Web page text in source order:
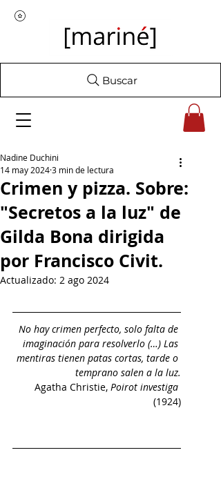
Buscar
Crimen y pizza. Sobre:
"Secretos a la luz" de
Gilda Bona dirigida
por Francisco Civit.
Nadine Duchini
14 may 20243 min de lectura
Actualizado: 2 ago 2024
No hay crimen perfecto, solo falta de
imaginación para resolverlo (…) Las
mentiras tienen patas cortas, tarde o
temprano salen a la luz.
Agatha Christie, Poirot investiga
(1924)